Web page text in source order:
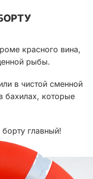
красного вина,
рыбы.
в чистой сменной
бахилах, которые
главный!